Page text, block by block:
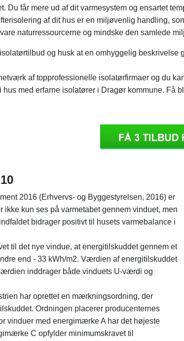
Du får mere ud af dit varmesystem og ensartet
af dit hus er en miljøvenlig handling,
naturressourcerne og mindske den samlede
og husk at en omhyggelig
af topprofessionelle isolatørfirmaer og du
hus med erfarne isolatører i Dragør kommune.
2016 (Erhvervs- og Byggestyrelsen, 2016) er
kun ses på varmetabet gennem vinduet, men
bidrager positivt til husets varmebalance i
til det nye vindue, at energitilskuddet gennem et
end - 33 kWh/m2. Værdien af energitilskuddet
inddrager både vinduets U-værdi og
har oprettet en mærkningsordning, der
Ordningen placerer producenternes
vinduer med energimærke A har det højeste
C opfylder minimumskravet til